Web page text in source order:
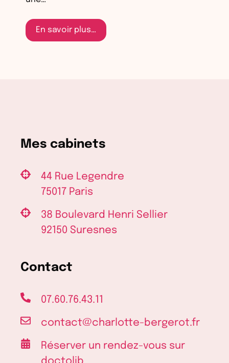
En savoir plus…
Mes cabinets
44 Rue Legendre
75017 Paris
38 Boulevard Henri Sellier
92150 Suresnes
Contact
07.60.76.43.11
contact@charlotte-bergerot.fr
Réserver un rendez-vous sur